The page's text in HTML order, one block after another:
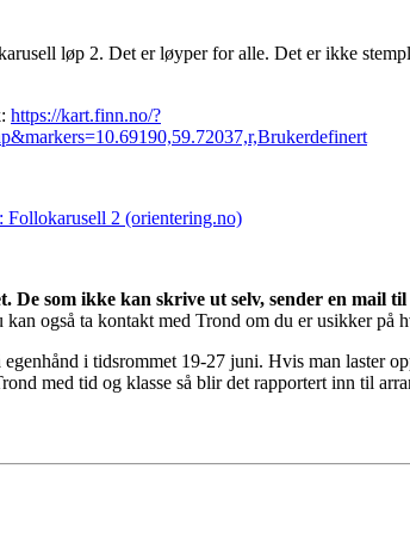
løp 2. Det er løyper for alle. Det er ikke
https://kart.finn.no/?
2 (orientering.no)
som ikke kan skrive ut selv, sender en mail
kan også ta kontakt med Trond om du er usikker på
i tidsrommet 19-27 juni. Hvis man laster
med tid og klasse så blir det rapportert inn til